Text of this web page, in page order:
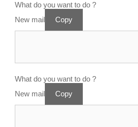
What do you want to do ?
New mail
Copy
What do you want to do ?
New mail
Copy